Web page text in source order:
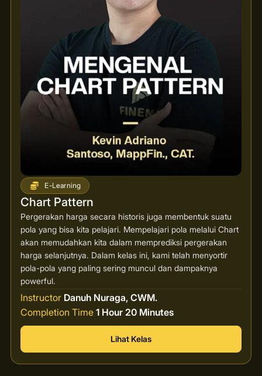
E-Learning
Chart Pattern
Pergerakan harga secara historis juga membentuk suatu
pola yang bisa kita pelajari. Mempelajari pola melalui Chart
akan memudahkan kita dalam memprediksi pergerakan
harga selanjutnya. Dalam kelas ini, kami telah menyortir
pola-pola yang paling sering muncul dan dampaknya
powerful.
Instructor Danuh Nuraga, CWM.
Completion Time 1 Hour 20 Minutes
Lihat Kelas